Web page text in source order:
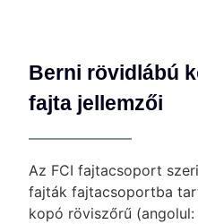
Berni rövidlábú
fajta jellemzői
Az FCI fajtacsoport
fajták fajtacsoportba
kopó röviszőrű (angolul: